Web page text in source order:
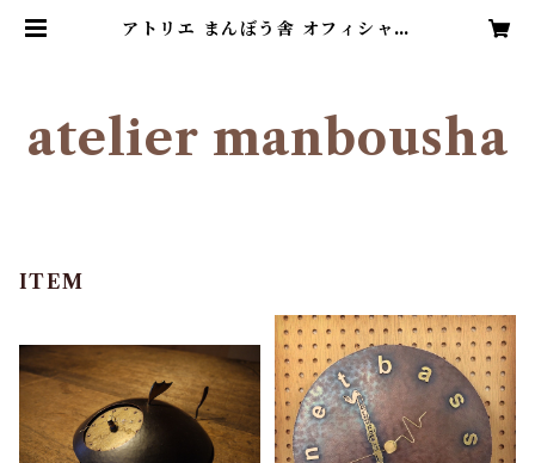
アトリエ まんぼう舎 オフィシャル
atelier manbousha
ITEM